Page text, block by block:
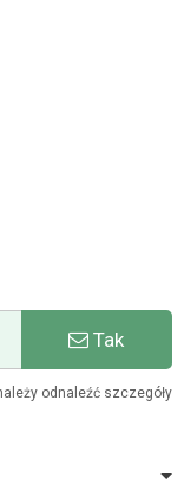
Tak
odnaleźć szczegóły